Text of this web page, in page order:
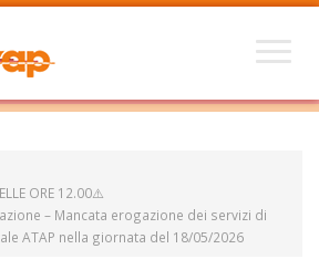
ORE 12.00⚠️
– Mancata erogazione dei servizi di
ATAP nella giornata del 18/05/2026